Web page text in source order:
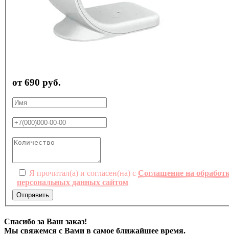
от 690 руб.
Я прочитал(а) и согласен(на) с Соглашение на
персональных данных сайтом
Отправить
Спасибо за Ваш заказ!
Мы свяжемся с Вами в самое ближайшее время.